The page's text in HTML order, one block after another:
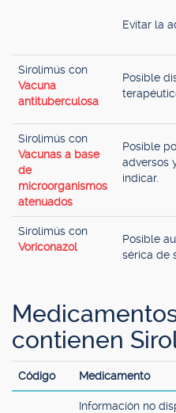
Evitar la
Sirolimús con
Vacuna
antituberculosa
Posible
Sirolimús con
Vacunas a base
de
microorganismos
atenuados
Posible
adversos
indicar.
Sirolimús con
Voriconazol
Posible
sérica de
contienen
Código Medicamento
Información no